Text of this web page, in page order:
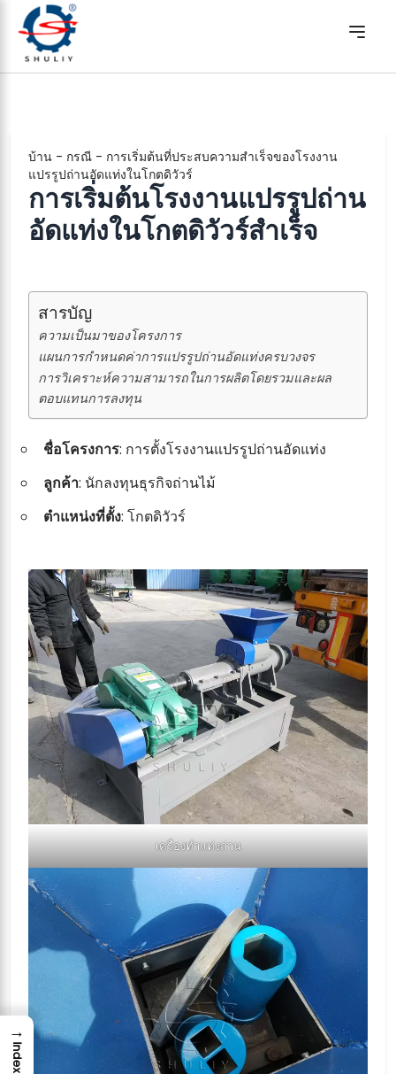
บ้าน - กรณี - การเริ่มต้นที่ประสบความสำเร็จของโรงงาน
แปรรูปถ่านอัดแท่งในโกตดิวัวร์
การเริ่มต้นโรงงานแปรรูปถ่าน
อัดแท่งในโกตดิวัวร์สำเร็จ
สารบัญ
ความเป็นมาของโครงการ
แผนการกำหนดค่าการแปรรูปถ่านอัดแท่งครบวงจร
การวิเคราะห์ความสามารถในการผลิตโดยรวมและผล
ตอบแทนการลงทุน
ชื่อโครงการ: การตั้งโรงงานแปรรูปถ่านอัดแท่ง
ลูกค้า: นักลงทุนธุรกิจถ่านไม้
ตำแหน่งที่ตั้ง: โกตดิวัวร์
เครื่องทำแท่งถ่าน
→
Index